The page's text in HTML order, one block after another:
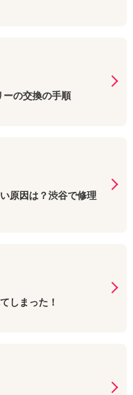
の交換の手順
原因は？渋谷で修理
しまった！